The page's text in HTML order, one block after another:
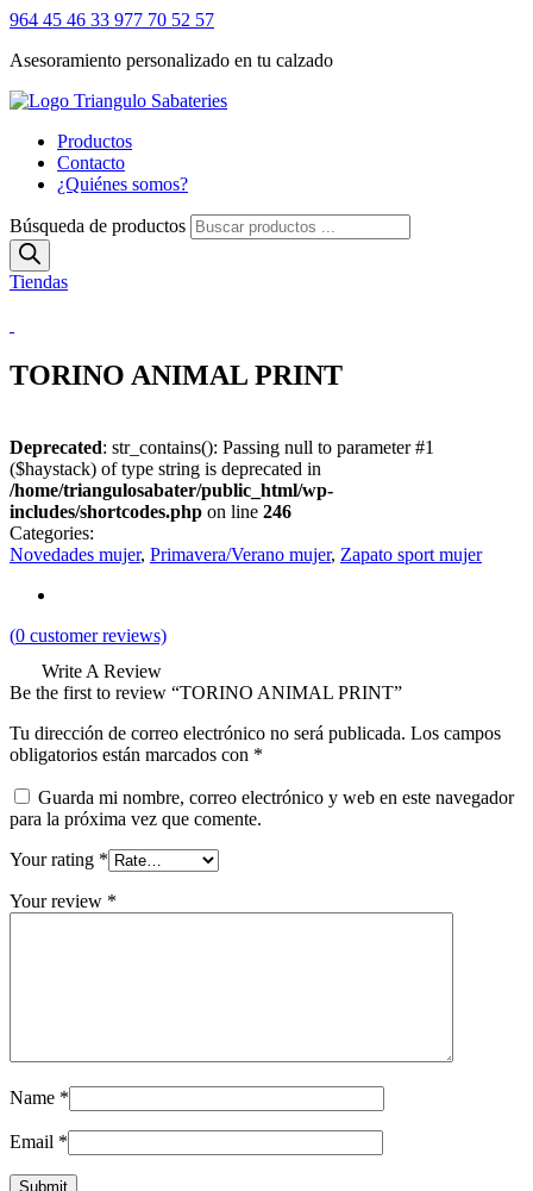
964 45 46 33 977 70 52 57
Asesoramiento personalizado en tu calzado
Productos
Contacto
¿Quiénes somos?
Búsqueda de productos
Tiendas
TORINO ANIMAL PRINT
Deprecated: str_contains(): Passing null to parameter #1
($haystack) of type string is deprecated in
/home/triangulosabater/public_html/wp-
includes/shortcodes.php on line 246
Categories:
Novedades mujer, Primavera/Verano mujer, Zapato sport mujer
(0 customer reviews)
Write A Review
Be the first to review “TORINO ANIMAL PRINT”
Tu dirección de correo electrónico no será publicada. Los campos
obligatorios están marcados con *
Guarda mi nombre, correo electrónico y web en este navegador
para la próxima vez que comente.
Your rating *
Your review *
Name *
Email *